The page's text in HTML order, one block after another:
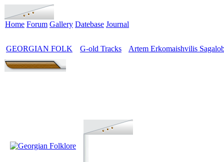
Home Forum Gallery Datebase Journal
GEORGIAN FOLK G-old Tracks Artem Erkomaishvilis